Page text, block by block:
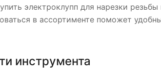
электроклупп для нарезки
в ассортименте поможет
инструмента